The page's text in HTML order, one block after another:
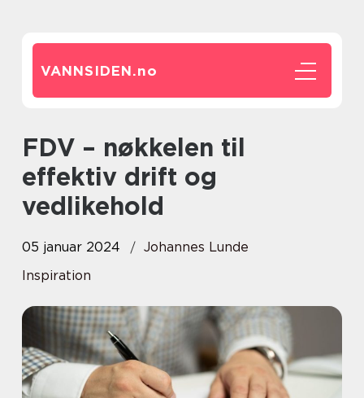
VANNSIDEN.no
FDV – nøkkelen til
effektiv drift og
vedlikehold
05 januar 2024
Johannes Lunde
Inspiration